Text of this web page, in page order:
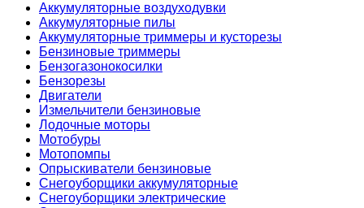
Аккумуляторные воздуходувки
Аккумуляторные пилы
Аккумуляторные триммеры и кусторезы
Бензиновые триммеры
Бензогазонокосилки
Бензорезы
Двигатели
Измельчители бензиновые
Лодочные моторы
Мотобуры
Мотопомпы
Опрыскиватели бензиновые
Снегоуборщики аккумуляторные
Снегоуборщики электрические